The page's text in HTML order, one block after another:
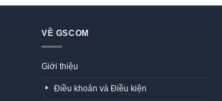
VỀ GSCOM
Giới thiệu
Điều khoản và Điều kiện